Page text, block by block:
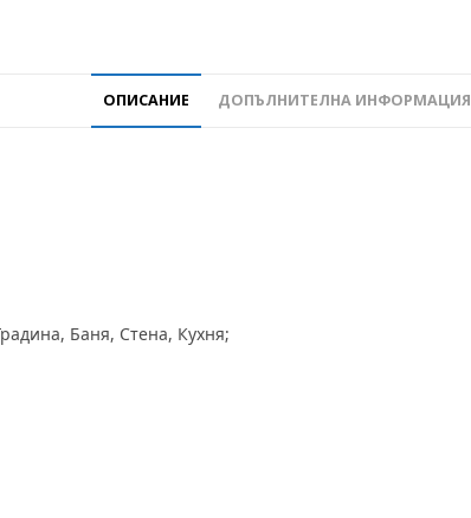
ОПИСАНИЕ ДОПЪЛНИТЕЛНА ИНФОРМАЦИЯ
Баня, Стена, Кухня;